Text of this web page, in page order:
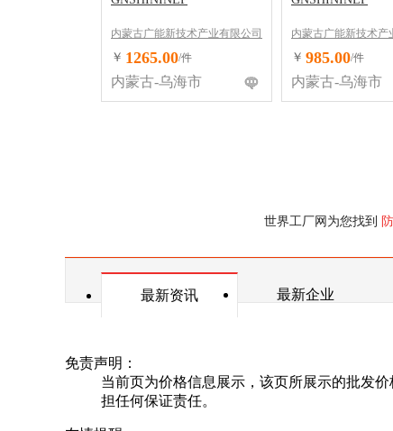
内蒙古广能新技术产业有限公司
￥ 1265.00/件
内蒙古-乌海市
内蒙古广能新技术产
￥ 985.00/件
内蒙古-乌海市
世界工厂网为您找到
最新资讯 最新企业
免责声明：
当前页为价格信息展示，该页所展示的批发
担任何保证责任。